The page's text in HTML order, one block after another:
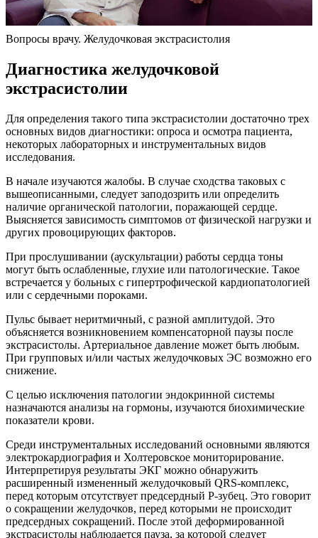
Вопросы врачу. Желудочковая экстрасистолия
Диагностика желудочковой
экстрасистолии
Для определения такого типа экстрасистолии достаточно трех
основных видов диагностики: опроса и осмотра пациента,
некоторых лабораторных и инструментальных видов
исследования.
В начале изучаются жалобы. В случае сходства таковых с
вышеописанными, следует заподозрить или определить
наличие органической патологии, поражающей сердце.
Выясняется зависимость симптомов от физической нагрузки и
других провоцирующих факторов.
При прослушивании (аускультации) работы сердца тоны
могут быть ослабленные, глухие или патологические. Такое
встречается у больных с гипертрофической кардиопатологией
или с сердечными пороками.
Пульс бывает неритмичный, с разной амплитудой. Это
объясняется возникновением компенсаторной паузы после
экстрасистолы. Артериальное давление может быть любым.
При групповых и/или частых желудочковых ЭС возможно его
снижение.
С целью исключения патологии эндокринной системы
назначаются анализы на гормоны, изучаются биохимические
показатели крови.
Среди инструментальных исследований основными являются
электрокардиография и Холтеровское мониторирование.
Интерпретируя результаты ЭКГ можно обнаружить
расширенный измененный желудочковый QRS-комплекс,
перед которым отсутствует предсердный P-зубец. Это говорит
о сокращении желудочков, перед которыми не происходит
предсердных сокращений. После этой деформированной
экстрасистолы наблюдается пауза, за которой следует